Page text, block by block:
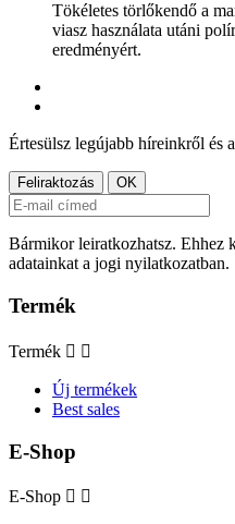
Tökéletes törlőkendő a
viasz használata utáni
eredményért.
Értesülsz legújabb híreinkről és
Bármikor leiratkozhatsz. Ehhez
adatainkat a jogi nyilatkozatban.
Termék
Termék  
Új termékek
Best sales
E-Shop
E-Shop  